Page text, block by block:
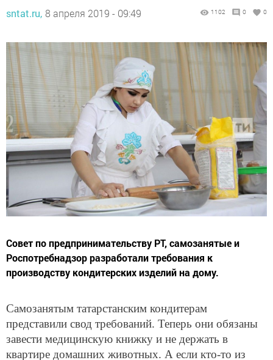
sntat.ru, 8 апреля 2019 - 09:49 1102 0 0
Совет по предпринимательству РТ, самозанятые и
Роспотребнадзор разработали требования к
производству кондитерских изделий на дому.
Самозанятым татарстанским кондитерам
представили свод требований. Теперь они обязаны
завести медицинскую книжку и не держать в
квартире домашних животных. А если кто-то из